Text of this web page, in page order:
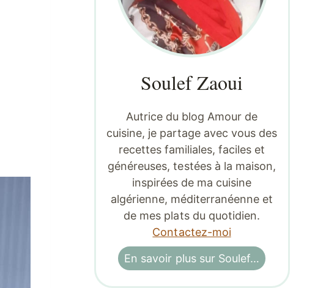
Soulef Zaoui
Autrice du blog Amour de
cuisine, je partage avec vous des
recettes familiales, faciles et
généreuses, testées à la maison,
inspirées de ma cuisine
algérienne, méditerranéenne et
de mes plats du quotidien.
Contactez-moi
En savoir plus sur Soulef…